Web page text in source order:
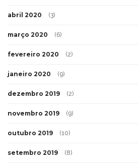
abril 2020 (3)
março 2020 (6)
fevereiro 2020 (2)
janeiro 2020 (9)
dezembro 2019 (2)
novembro 2019 (9)
outubro 2019 (10)
setembro 2019 (8)